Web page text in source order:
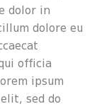
dolor in
dolore eu
officia
ipsum
sed do